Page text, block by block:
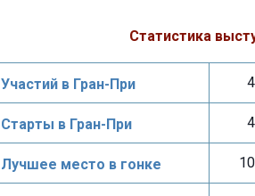
Статистика
Участий в Гран-При 4
Старты в Гран-При 4
Лучшее место в гонке 10